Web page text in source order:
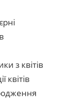
з квітів
квітів